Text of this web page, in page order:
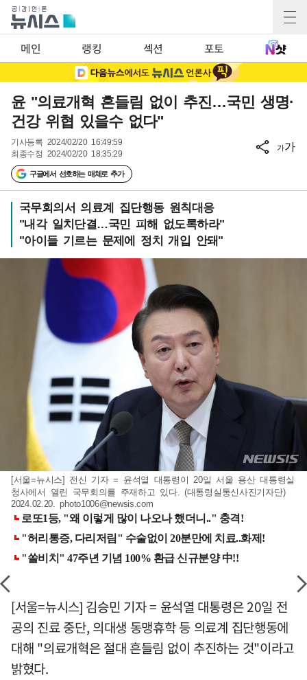
메인 랭킹 섹션 포토
윤 "의료개혁 흔들림 없이 추진…국민 생명·
건강 위협 있을수 없다"
기사등록 2024/02/20 16:49:59
최종수정 2024/02/20 18:35:29
구글에서 선호하는 매체로 추가
가가
국무회의서 의료계 집단행동 원칙대응
"내각 일치단결…국민 피해 없도록하라"
"아이들 기르는 문제에 정치 개입 안돼"
[서울=뉴시스] 전신 기자 = 윤석열 대통령이 20일 서울 용산 대통령실
청사에서 열린 국무회의를 주재하고 있다. (대통령실통신사진기자단)
2024.02.20.photo1006@newsis.com
[서울=뉴시스] 김승민 기자 = 윤석열 대통령은 20일 전
공의 진료 중단, 의대생 동맹휴학 등 의료계 집단행동에
대해 "의료개혁은 절대 흔들림 없이 추진하는 것"이라고
밝혔다.